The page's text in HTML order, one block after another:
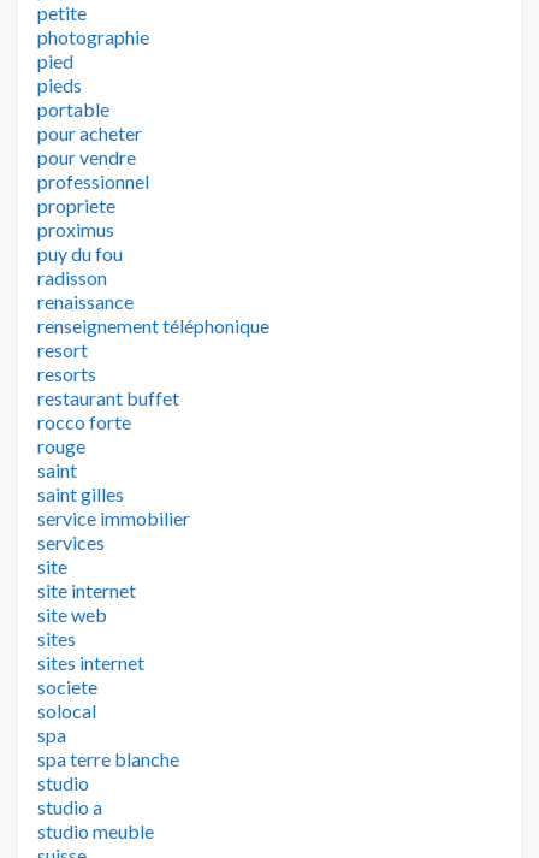
petite
photographie
pied
pieds
portable
pour acheter
pour vendre
professionnel
propriete
proximus
puy du fou
radisson
renaissance
renseignement téléphonique
resort
resorts
restaurant buffet
rocco forte
rouge
saint
saint gilles
service immobilier
services
site
site internet
site web
sites
sites internet
societe
solocal
spa
spa terre blanche
studio
studio a
studio meuble